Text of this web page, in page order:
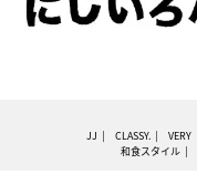
JJ CLASSY. VERY
和食スタイル